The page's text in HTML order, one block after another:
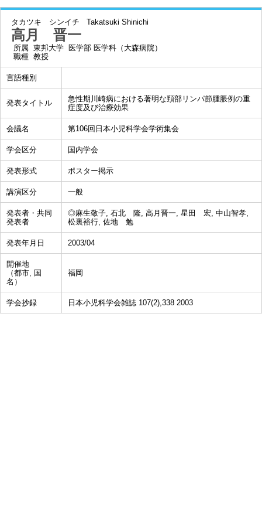
タカツキ シンイチ Takatsuki Shinichi
高月 晋一
所属 東邦大学 医学部 医学科（大森病院）
職種 教授
言語種別
発表タイトル
急性期川崎病における著明な頚部リンパ節腫脹例の重
症度及び治療効果
会議名 第106回日本小児科学会学術集会
学会区分 国内学会
発表形式 ポスター掲示
講演区分 一般
発表者・共同
発表者
◎麻生敬子, 石北 隆, 高月晋一, 星田 宏, 中山智孝,
松裏裕行, 佐地 勉
発表年月日 2003/04
開催地
（都市, 国
名）
福岡
学会抄録 日本小児科学会雑誌 107(2),338 2003